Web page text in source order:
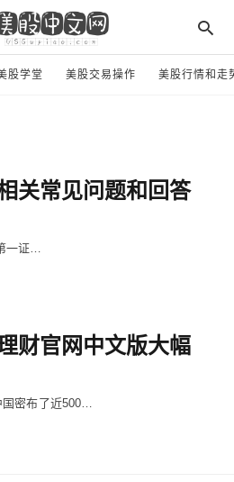
股学堂 美股交易操作 美股行情和走
关常见问题和回答
一证…
财官网中文版大幅
国密布了近500…